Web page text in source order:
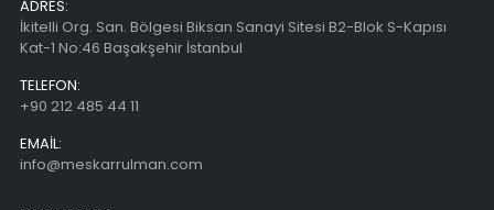
ADRES:
İkitelli Org. San. Bölgesi Biksan Sanayi Sitesi B2-Blok S-Kapısı
Kat-1 No:46 Başakşehir İstanbul
TELEFON:
+90 212 485 44 11
EMAIL:
info@meskarrulman.com